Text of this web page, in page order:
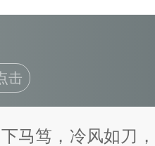
击
下马笃，冷风如刀